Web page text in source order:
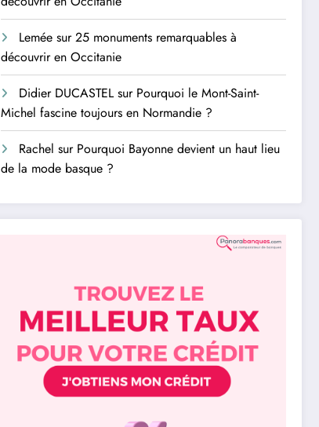
Lemée sur25 monuments remarquables à
découvrir en Occitanie
Didier DUCASTEL sur Pourquoi le Mont-Saint-
Michel fascine toujours en Normandie ?
Rachel sur Pourquoi Bayonne devient un haut lieu
de la mode basque ?